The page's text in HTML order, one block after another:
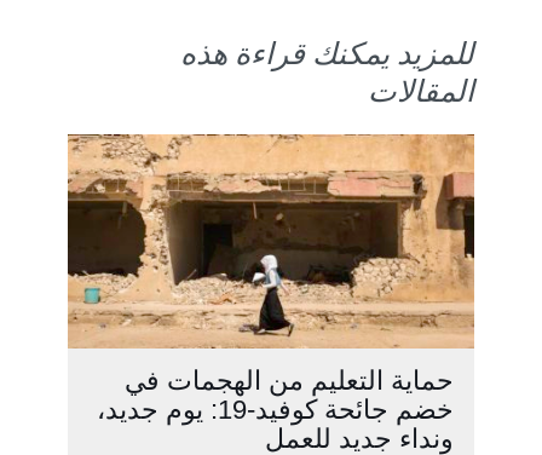
للمزيد يمكنك قراءة هذه
المقالات
حماية التعليم من الهجمات في
خضم جائحة كوفيد-19: يوم جديد،
ونداء جديد للعمل